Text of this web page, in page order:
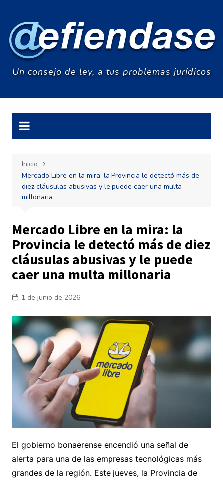
contenido
Un consejo de ley, a tus problemas jurídicos
Inicio
Mercado Libre en la mira: la Provincia le detectó más de
diez cláusulas abusivas y le puede caer una multa
millonaria
Mercado Libre en la mira: la
Provincia le detectó más de diez
cláusulas abusivas y le puede
caer una multa millonaria
1 de junio de 2026
El gobierno bonaerense encendió una señal de
alerta para una de las empresas tecnológicas más
grandes de la región. Este jueves, la Provincia de